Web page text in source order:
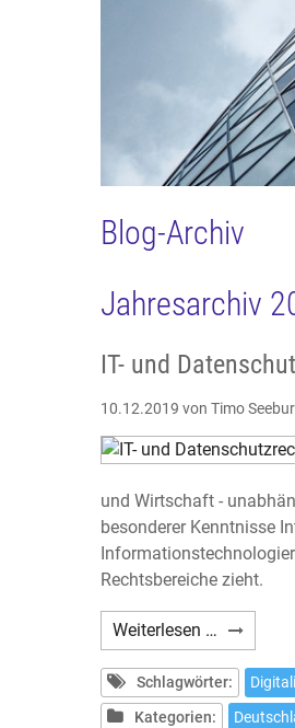
Blog-Archiv
Jahresarchiv
IT- und
10.12.2019 von Timo
und Wirtschaft -
besonderer Kenntnisse
Rechtsbereiche zieht.
Weiterlesen … IT-
und
Schlagwörter:
Kategorien: